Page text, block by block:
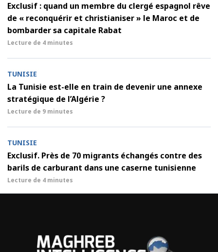
Exclusif : quand un membre du clergé espagnol rêve
de « reconquérir et christianiser » le Maroc et de
bombarder sa capitale Rabat
Lecture de 4 minutes
TUNISIE
La Tunisie est-elle en train de devenir une annexe
stratégique de l’Algérie ?
Lecture de 9 minutes
TUNISIE
Exclusif. Près de 70 migrants échangés contre des
barils de carburant dans une caserne tunisienne
Lecture de 4 minutes